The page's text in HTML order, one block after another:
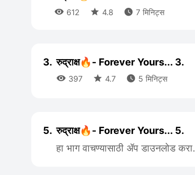
 612  4.8  7 मिनिट्स
3. रुद्राक्ष🔥- Forever Yours... 3.
 397  4.7  5 मिनिट्स
5. रुद्राक्ष🔥- Forever Yours... 5.
हा भाग वाचण्यासाठी ॲप डाउनलोड करा.